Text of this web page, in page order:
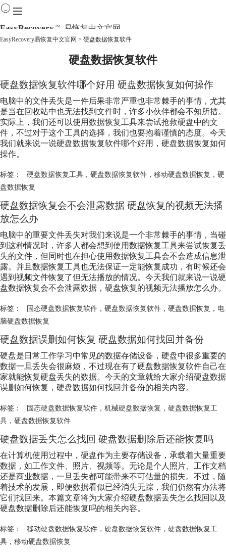
EasyRecovery TM 易恢复中文官网
下载
购买
教程
线下数据恢复
EasyRecovery易恢复中文官网 > 硬盘数据恢复软件
硬盘数据恢复软件
硬盘数据恢复软件哪个好用 硬盘数据恢复如何操作
电脑中的文件丢失是一件后果非常严重也非常棘手的事情，尤其
是当在回收站中也无法找到文件时，许多小伙伴都会不知所措。
实际上，我们还可以使用数据恢复工具来尝试抢救硬盘中的文
件，不过对于这个工具的选择，我们也要抱着谨慎的态度。今天
我们就来说一说硬盘数据恢复软件哪个好用，硬盘数据恢复如何
操作。
标签： 硬盘数据恢复工具， 硬盘数据恢复软件， 移动硬盘数据恢复 ， 硬
盘数据恢复
硬盘数据恢复会不会泄露数据 硬盘恢复的视频无法播
放怎么办
电脑中的重要文件丢失对我们来说是一个非常棘手的事情，当碰
到这种情况时，许多人都会想到使用数据恢复工具来尝试恢复丢
失的文件，但同时也在担心使用数据恢复工具会不会造成信息泄
露。并且数据恢复工具也无法保证一定能恢复成功，有时候还会
遇到视频文件恢复了但无法播放的情况。今天我们就来说一说硬
盘数据恢复会不会泄露数据，硬盘恢复的视频无法播放怎么办。
标签： 固态硬盘数据恢复软件， 硬盘数据恢复软件， 硬盘数据恢复 ， 电
脑硬盘数据恢复
硬盘数据误删如何恢复 硬盘数据如何找回并备份
硬盘是日常工作学习中常见的数据存储设备，硬盘中很多重要的
数据一旦丢失会很麻烦，不过现在有了硬盘数据恢复软件自己在
家就能恢复硬盘丢失的数据。今天的文章就给大家介绍硬盘数据
误删如何恢复，硬盘数据如何找回并备份的相关内容。
标签： 固态硬盘数据恢复软件， 机械硬盘数据恢复 ， 硬盘数据恢复工
具 ， 硬盘数据恢复软件
硬盘数据丢失怎么找回 硬盘数据删除后还能恢复吗
在计算机使用过程中，硬盘作为主要存储设备，承载着大量重要
数据，如工作文件、照片、视频等。无论是个人照片、工作文档
还是商业数据，一旦丢失都可能带来不可估量的损失。不过，随
着技术的发展，即便数据看似已经消失无踪，我们仍然有办法将
它们找回来。本篇文章将为大家介绍硬盘数据丢失怎么找回以及
硬盘数据删除后还能恢复吗的相关内容。
标签： 移动硬盘数据恢复软件， 硬盘数据恢复软件， 硬盘数据恢复工
具 ， 移动硬盘数据恢复